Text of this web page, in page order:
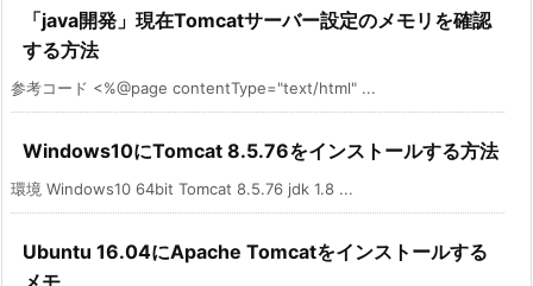
「java開発」現在Tomcatサーバー設定のメモリを確認
する方法
参考コード <%@page contentType="text/html" ...
Windows10にTomcat 8.5.76をインストールする方法
環境 Windows10 64bit Tomcat 8.5.76 jdk 1.8 ...
Ubuntu 16.04にApache Tomcatをインストールする